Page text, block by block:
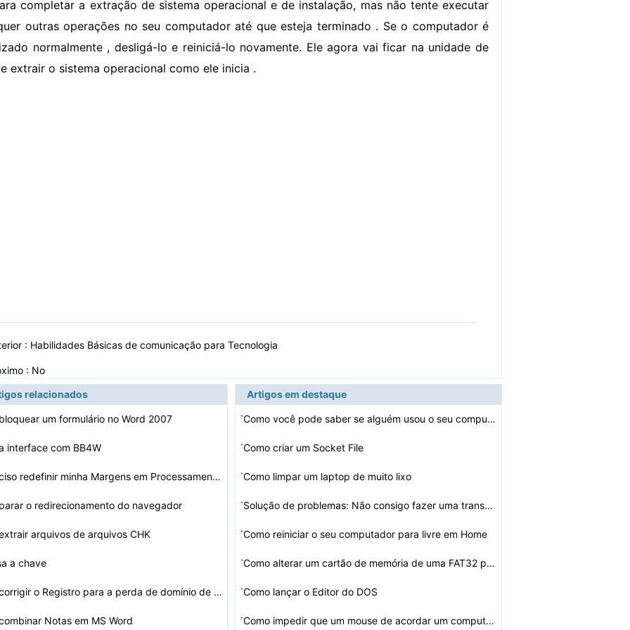
completar a extração de sistema operacional e de instalação, mas não tente executar
outras operações no seu computador até que esteja terminado . Se o computador é
normalmente , desligá-lo e reiniciá-lo novamente. Ele agora vai ficar na unidade de
extrair o sistema operacional como ele inicia .
: Habilidades Básicas de comunicação para Tecnologia
: No
relacionados
um formulário no Word 2007
interface com BB4W
Eu preciso redefinir minha Margens em Processamento de …
o redirecionamento do navegador
arquivos de arquivos CHK
a chave
Como corrigir o Registro para a perda de domínio de co…
Notas em MS Word
Artigos em destaque
·
Como você pode saber se alguém usou o seu computador
·Como criar um Socket File
·Como limpar um laptop de muito lixo
· Solução de problemas: Não consigo fazer uma transmis…
·Como reiniciar o seu computador para livre em Home
· Como alterar um cartão de memória de uma FAT32 para N…
·Como lançar o Editor do DOS
· Como impedir que um mouse de acordar um computador